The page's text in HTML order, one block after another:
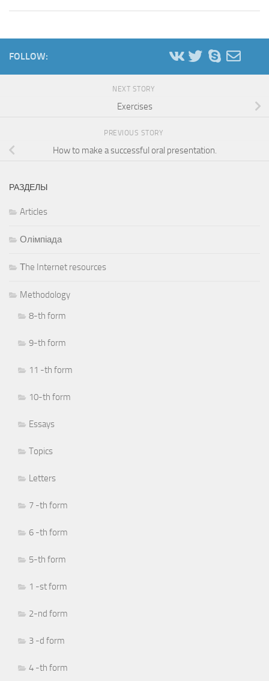
FOLLOW:
NEXT STORY
Exercises
PREVIOUS STORY
How to make a successful oral presentation.
РАЗДЕЛЫ
Articles
Олімпіада
Тhe Internet resources
Methodology
8-th form
9-th form
11 -th form
10-th form
Essays
Topics
Letters
7 -th form
6 -th form
5-th form
1 -st form
2-nd form
3 -d form
4 -th form